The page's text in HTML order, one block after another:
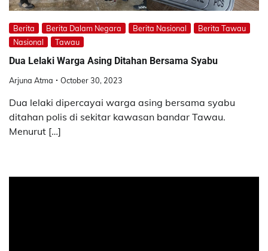
Berita Berita Dalam Negara Berita Nasional
Berita Tawau
Nasional
Tawau
Dua Lelaki Warga Asing Ditahan Bersama Syabu
Arjuna Atma October 30, 2023
Dua lelaki dipercayai warga asing bersama syabu
ditahan polis di sekitar kawasan bandar Tawau.
Menurut […]